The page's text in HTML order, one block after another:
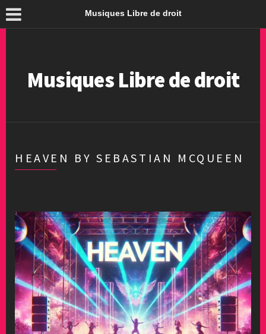
Musiques Libre de droit
Musiques Libre de droit
HEAVEN BY SEBASTIAN MCQUEEN